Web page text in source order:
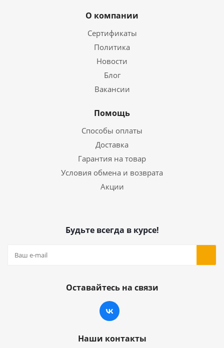
О компании
Сертификаты
Политика
Новости
Блог
Вакансии
Помощь
Способы оплаты
Доставка
Гарантия на товар
Условия обмена и возврата
Акции
Будьте всегда в курсе!
Оставайтесь на связи
Наши контакты